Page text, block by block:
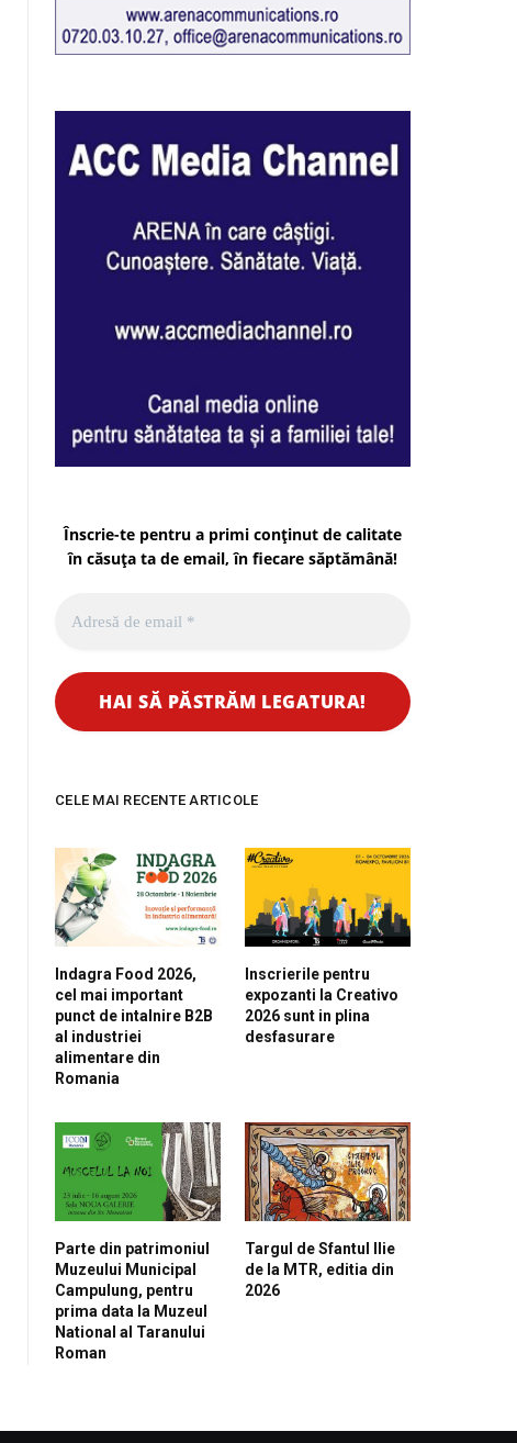
Înscrie-te pentru a primi conținut de calitate
în căsuța ta de email, în fiecare săptămână!
CELE MAI RECENTE ARTICOLE
Indagra Food 2026,
cel mai important
punct de intalnire B2B
al industriei
alimentare din
Romania
Inscrierile pentru
expozanti la Creativo
2026 sunt in plina
desfasurare
Parte din patrimoniul
Muzeului Municipal
Campulung, pentru
prima data la Muzeul
National al Taranului
Roman
Targul de Sfantul Ilie
de la MTR, editia din
2026